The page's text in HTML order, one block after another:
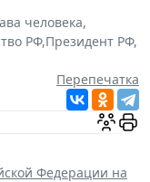
человека,
РФ,Президент РФ,
Перепечатка
Федерации на